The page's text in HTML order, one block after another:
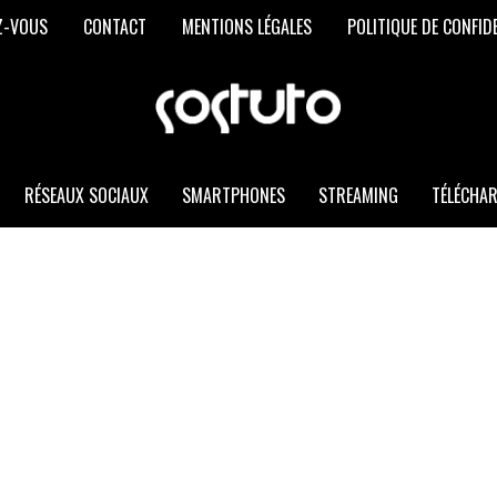
VOUS CONTACT MENTIONS LÉGALES POLITIQUE DE
SOSTUTO
Les
et
RÉSEAUX SOCIAUX SMARTPHONES STREAMING